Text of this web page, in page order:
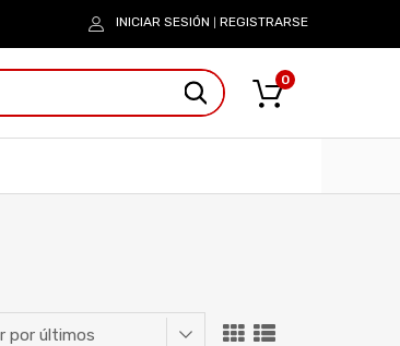
INICIAR SESIÓN REGISTRARSE
0